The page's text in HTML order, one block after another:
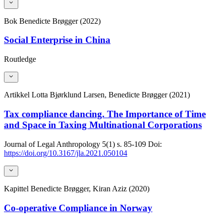
Bok Benedicte Brøgger (2022)
Social Enterprise in China
Routledge
Artikkel Lotta Bjørklund Larsen, Benedicte Brøgger (2021)
Tax compliance dancing. The Importance of Time
and Space in Taxing Multinational Corporations
Journal of Legal Anthropology 5(1) s. 85-109 Doi:
https://doi.org/10.3167/jla.2021.050104
Kapittel Benedicte Brøgger, Kiran Aziz (2020)
Co-operative Compliance in Norway